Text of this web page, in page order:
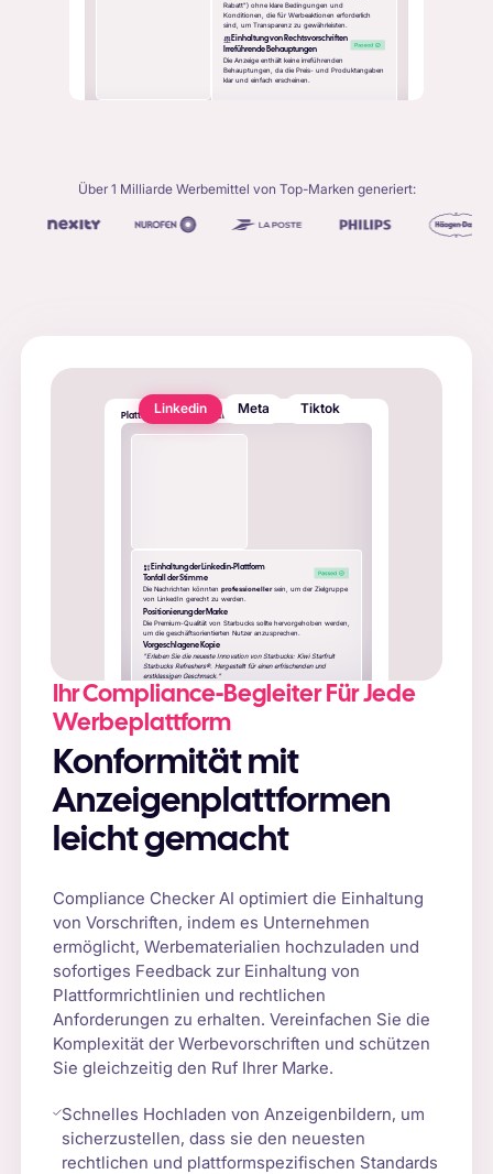
Rabatt") ohne klare Bedingungen und
Konditionen, die für Werbeaktionen erforderlich
sind, um Transparenz zu gewährleisten.
Einhaltung von Rechtsvorschriften
Irreführende Behauptungen
Die Anzeige enthält keine irreführenden
Behauptungen, da die Preis- und Produktangaben
klar und einfach erscheinen.
Über 1 Milliarde Werbemittel von Top-Marken generiert:
Ihr Compliance-Begleiter Für Jede
Werbeplattform
Konformität mit
Anzeigenplattformen
leicht gemacht
Compliance Checker AI optimiert die Einhaltung
von Vorschriften, indem es Unternehmen
ermöglicht, Werbematerialien hochzuladen und
sofortiges Feedback zur Einhaltung von
Plattformrichtlinien und rechtlichen
Anforderungen zu erhalten. Vereinfachen Sie die
Komplexität der Werbevorschriften und schützen
Sie gleichzeitig den Ruf Ihrer Marke.
Schnelles Hochladen von Anzeigenbildern, um
sicherzustellen, dass sie den neuesten
rechtlichen und plattformspezifischen Standards
Linkedin Meta Tiktok
Plattform Compliance Checker
Einhaltung der Linkedin-Plattform
Tonfall der Stimme
Die Nachrichten könnten professionellersein, um der Zielgruppe
von LinkedIn gerecht zu werden.
Positionierung der Marke
Die Premium-Qualität von Starbucks sollte hervorgehoben werden,
um die geschäftsorientierten Nutzer anzusprechen.
Vorgeschlagene Kopie
"Erleben Sie die neueste Innovation von Starbucks: Kiwi Starfruit
Starbucks Refreshers®. Hergestellt für einen erfrischenden und
erstklassigen Geschmack."